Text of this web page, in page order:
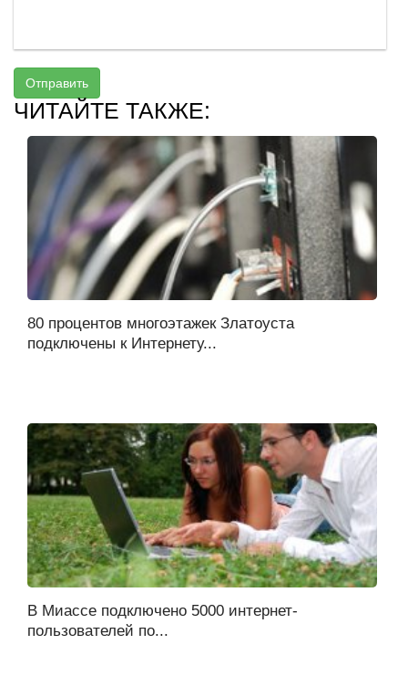
Отправить
ЧИТАЙТЕ ТАКЖЕ:
80 процентов многоэтажек Златоуста
подключены к Интернету...
В Миассе подключено 5000 интернет-
пользователей по...